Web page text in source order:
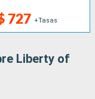
727 +Tasas
Liberty of